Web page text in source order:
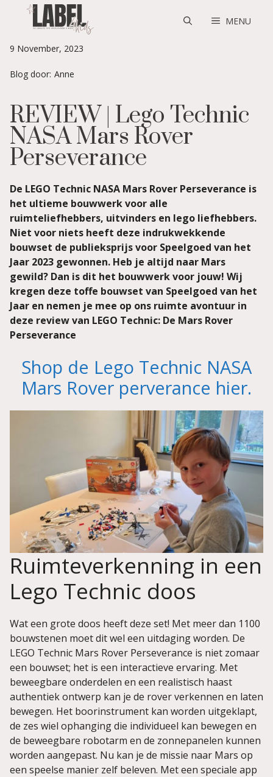
MENU
9 November, 2023
Blog door: Anne
REVIEW | Lego Technic
NASA Mars Rover
Perseverance
De LEGO Technic NASA Mars Rover Perseverance is
het ultieme bouwwerk voor alle
ruimteliefhebbers, uitvinders en lego liefhebbers.
Niet voor niets heeft deze indrukwekkende
bouwset de publieksprijs voor Speelgoed van het
Jaar 2023 gewonnen. Heb je altijd naar Mars
gewild? Dan is dit het bouwwerk voor jouw! Wij
kregen deze toffe bouwset van Speelgoed van het
Jaar en nemen je mee op ons ruimte avontuur in
deze review van LEGO Technic: De Mars Rover
Perseverance
Shop de Lego Technic NASA
Mars Rover perverance hier.
Ruimteverkenning in een
Lego Technic doos
Wat een grote doos heeft deze set! Met meer dan 1100
bouwstenen moet dit wel een uitdaging worden. De
LEGO Technic Mars Rover Perseverance is niet zomaar
een bouwset; het is een interactieve ervaring. Met
beweegbare onderdelen en een realistisch haast
authentiek ontwerp kan je de rover verkennen en laten
bewegen. Het boorinstrument kan worden uitgeklapt,
de zes wiel ophanging die individueel kan bewegen en
de beweegbare robotarm en de zonnepanelen kunnen
worden aangepast. Nu kan je de missie naar Mars op
een speelse manier zelf beleven. Met een speciale app